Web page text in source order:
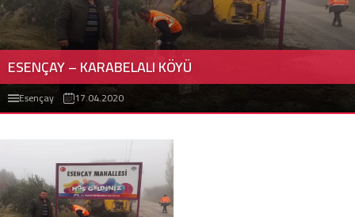
ESENÇAY – KARABELALI KÖYÜ
Esençay 17.04.2020